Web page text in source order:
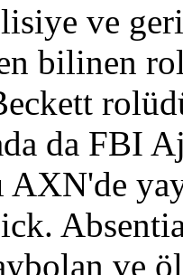
ve
bilinen
da FBI
ve